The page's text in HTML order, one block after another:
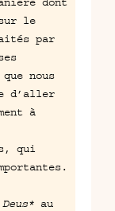
sur le
par
nous
d’aller
à
, qui
Deus* au